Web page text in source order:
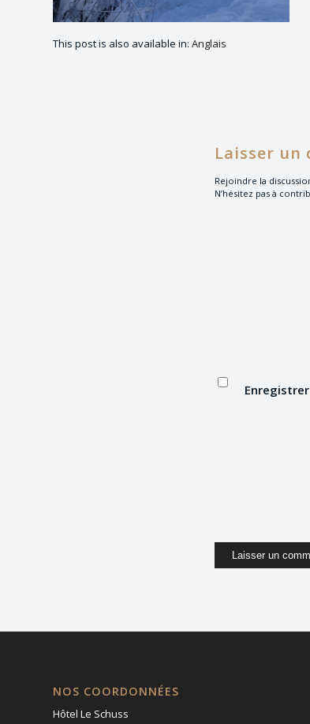
This post is also available in: Anglais
Laisser un
Rejoindre la
N’hésitez pas à
NOS COORDONNÉES
Hôtel Le Schuss